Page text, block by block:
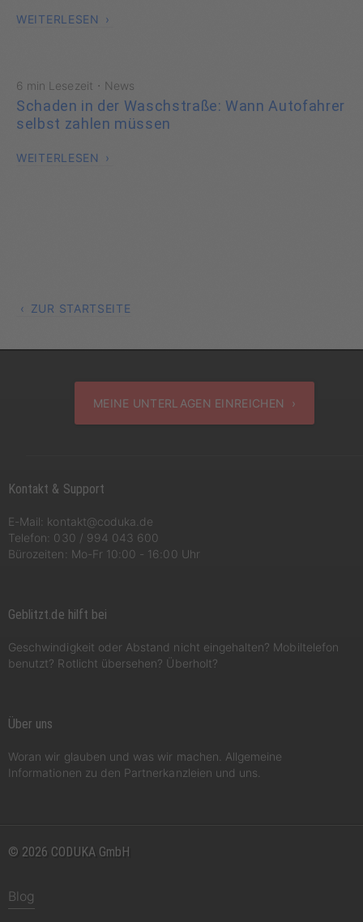
WEITERLESEN
6 min Lesezeit · News
Schaden in der Waschstraße: Wann Autofahrer
selbst zahlen müssen
WEITERLESEN
ZUR STARTSEITE
MEINE UNTERLAGEN EINREICHEN ›
Kontakt & Support
E-Mail: kontakt@coduka.de
Telefon: 030 / 994 043 600
Bürozeiten: Mo-Fr 10:00 - 16:00 Uhr
Geblitzt.de hilft bei
Geschwindigkeit oder Abstand nicht eingehalten? Mobiltelefon
benutzt? Rotlicht übersehen? Überholt?
Über uns
Woran wir glauben und was wir machen. Allgemeine
Informationen zu den Partnerkanzleien und uns.
© 2026 CODUKA GmbH
Blog